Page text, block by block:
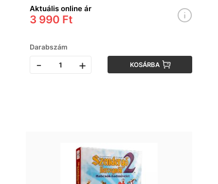
Aktuális online ár
3 990 Ft
Darabszám
- + KOSÁRBA